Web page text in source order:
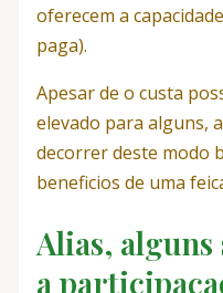
oferecem a
paga).
Apesar de o custa
elevado para alguns,
decorrer deste modo
beneficios de uma
Alias,
a